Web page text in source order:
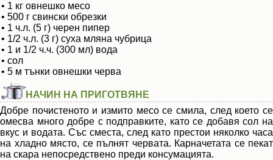
• 1 кг овнешко месо
• 500 г свински обрезки
• 1 ч.л. (5 г) черен пипер
• 1/2 ч.л. (3 г) суха мляна чубрица
• 1 и 1/2 ч.ч. (300 мл) вода
• сол
• 5 м тънки овнешки черва
НАЧИН НА ПРИГОТВЯНЕ
Добре почистеното и измито месо се смила, след което се
омесва много добре с подправките, като се добавя сол на
вкус и водата. Със сместа, след като престои няколко часа
на хладно място, се пълнят червата. Карначетата се пекат
на скара непосредствено преди консумацията.